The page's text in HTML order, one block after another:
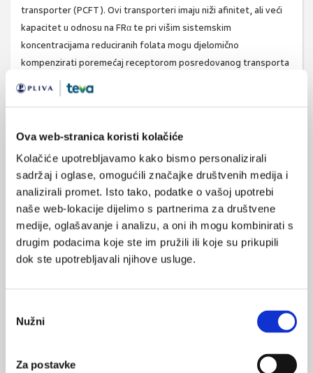
Ova web-stranica koristi kolačiće
Kolačiće upotrebljavamo kako bismo personalizirali
sadržaj i oglase, omogućili značajke društvenih medija i
analizirali promet. Isto tako, podatke o vašoj upotrebi
naše web-lokacije dijelimo s partnerima za društvene
medije, oglašavanje i analizu, a oni ih mogu kombinirati s
drugim podacima koje ste im pružili ili koje su prikupili
dok ste upotrebljavali njihove usluge.
pristanka
Nužni
Za postavke
transporter (PCFT). Ovi transporteri imaju niži afinitet, ali veći
kapacitet u odnosu na FRα te pri višim sistemskim
koncentracijama reduciranih folata mogu djelomično
kompenzirati poremećaj receptorom posredovanog transporta
(18,23,27,28). Upravo ta činjenica predstavlja farmakološku
osnovu primjene kalcijeva folinata, koji povećanjem
alternativne transportne mehanizme.Međutim, učinkovitost
blokade FRα, ekspresiji transportera te funkcionalnom
integritetu krvno-moždane i krvno-likvorske barijere.
2.1. Vrijeme nastanka autoantitijela
Iako je moguć transplacentarni prijenos, očuvan intrauterini
razvoj u većine bolesnika sugerira da patološki učinak postaje
neurorazvojnih odstupanja, što se podudara s razdobljem